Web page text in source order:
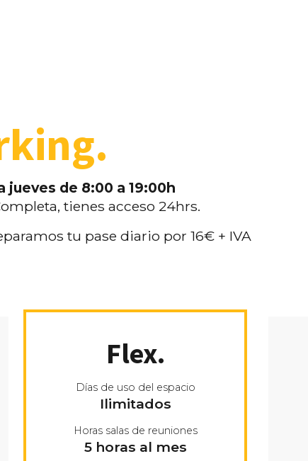
jueves de 8:00 a 19:00h
tienes acceso 24hrs.
tu pase diario por 16€ + IVA
Flex.
Días de uso del espacio
Ilimitados
Horas salas de reuniones
5 horas al mes